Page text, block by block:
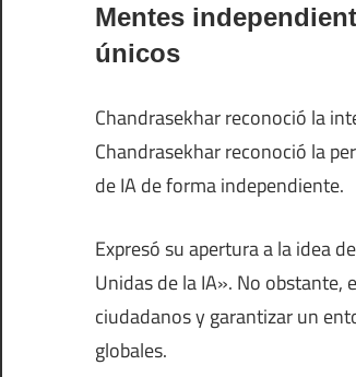
Mentes
únicos
Chandrasekhar reconoció la
Chandrasekhar reconoció la
de IA de forma independiente.
Expresó su apertura a la idea
Unidas de la IA». No
ciudadanos y garantizar un
globales.